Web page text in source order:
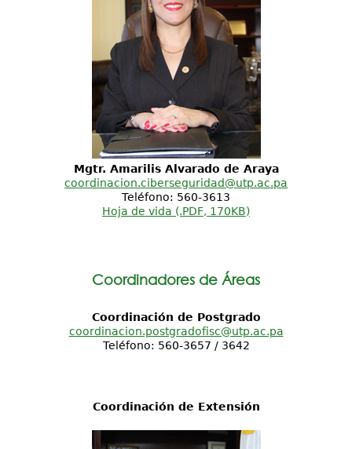
Mgtr. Amarilis Alvarado de Araya
coordinacion.ciberseguridad@utp.ac.pa
Teléfono: 560-3613
Hoja de vida (.PDF, 170KB)
Coordinadores de Áreas
Coordinación de Postgrado
coordinacion.postgradofisc@utp.ac.pa
Teléfono: 560-3657 / 3642
Coordinación de Extensión